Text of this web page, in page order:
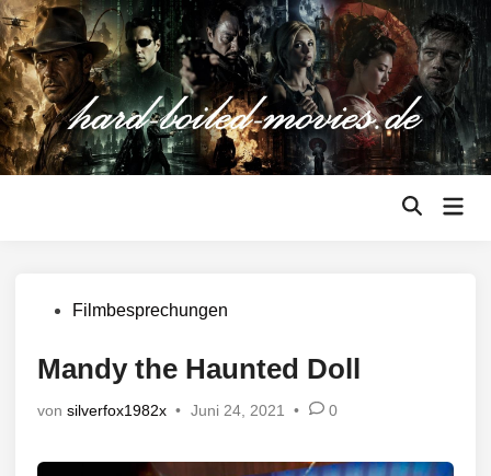
Zum
Inhalt
springen
Suche
Veröffentlicht
Filmbesprechungen
Mandy the Haunted Doll
von silverfox1982x • Juni 24, 2021 • 0